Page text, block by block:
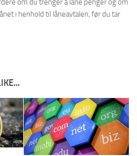
om du trenger å låne penger og om
i henhold til låneavtalen, før du tar